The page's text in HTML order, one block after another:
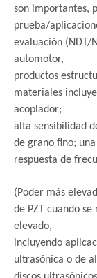
son importantes,
prueba/
evaluación (NDT/
automotor,
productos
materiales
acoplador;
alta sensibilidad
de grano fino;
respuesta de
(Poder más
de PZT cuando
elevado,
incluyendo
ultrasónica o de